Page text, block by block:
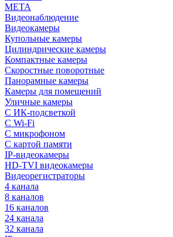
МЕТА
Видеонаблюдение
Видеокамеры
Купольные камеры
Цилиндрические камеры
Компактные камеры
Скоростные поворотные
Панорамные камеры
Камеры для помещений
Уличные камеры
С ИК-подсветкой
С Wi-Fi
С микрофоном
С картой памяти
IP-видеокамеры
HD-TVI видеокамеры
Видеорегистраторы
4 канала
8 каналов
16 каналов
24 канала
32 канала